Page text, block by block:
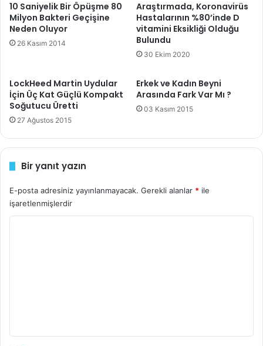
r
e
s
i
z
i
g
i
i
10 Saniyelik Bir Öpüşme 80
Milyon Bakteri Geçişine
Neden Oluyor
26 Kasım 2014
Araştırmada, Koronavirüs
Hastalarının %80’inde D
vitamini Eksikliği Olduğu
Bulundu
30 Ekim 2020
LockHeed Martin Uydular
İçin Üç Kat Güçlü Kompakt
Soğutucu Üretti
27 Ağustos 2015
Erkek ve Kadın Beyni
Arasında Fark Var Mı ?
03 Kasım 2015
Bir yanıt yazın
E-posta adresiniz yayınlanmayacak. Gerekli alanlar * ile
işaretlenmişlerdir